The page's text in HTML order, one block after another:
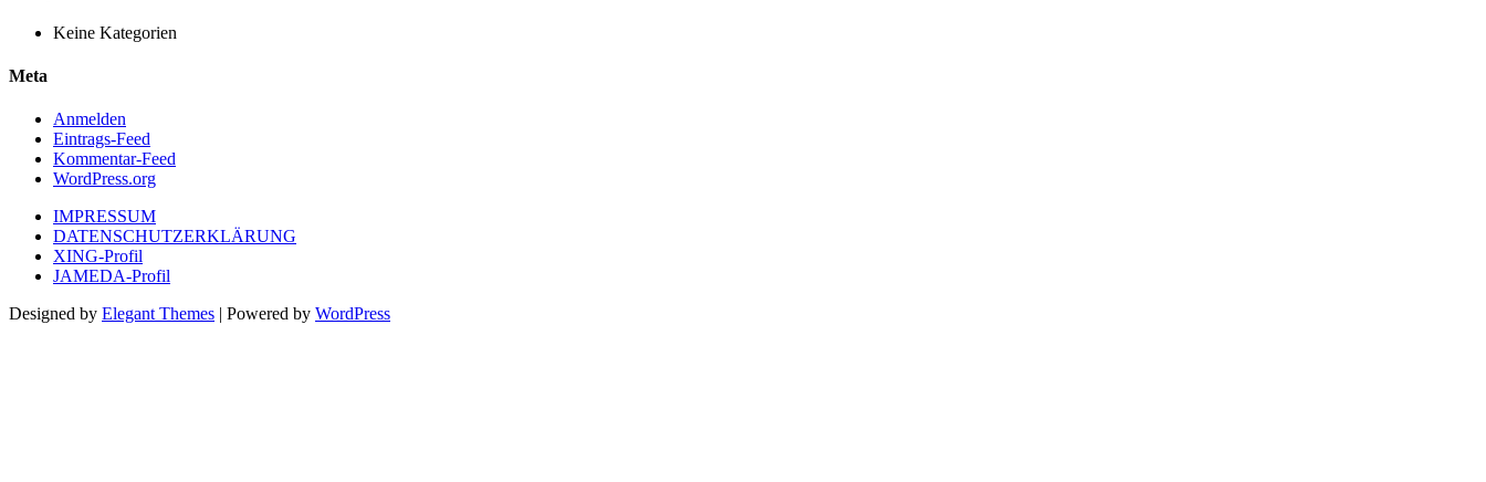
Keine Kategorien
Meta
Anmelden
Eintrags-Feed
Kommentar-Feed
WordPress.org
IMPRESSUM
DATENSCHUTZERKLÄRUNG
XING-Profil
JAMEDA-Profil
Designed by Elegant Themes | Powered by WordPress